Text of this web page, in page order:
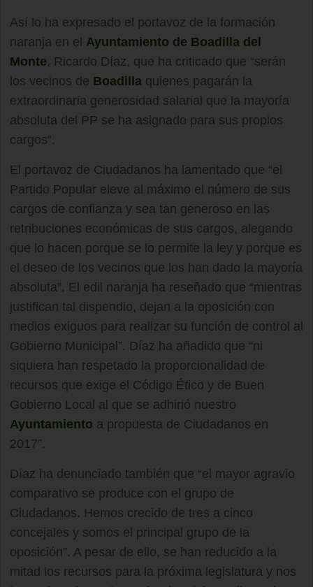
Así lo ha expresado el portavoz de la formación
naranja en el Ayuntamiento de Boadilla del
Monte, Ricardo Díaz, que ha criticado que “serán
los vecinos de Boadilla quienes pagarán la
extraordinaria generosidad salarial que la mayoría
absoluta del PP se ha asignado para sus propios
cargos”.
El portavoz de Ciudadanos ha lamentado que “el
Partido Popular eleve al máximo el número de sus
cargos de confianza y sea tan generoso en las
retribuciones económicas de sus cargos, alegando
que lo hacen porque se lo permite la ley y porque es
el deseo de los vecinos que los han dado la mayoría
absoluta”. El edil naranja ha reseñado que “mientras
justifican tal dispendio, dejan a la oposición con
medios exiguos para realizar su función de control al
Gobierno Municipal”. Díaz ha añadido que “ni
siquiera han respetado la proporcionalidad de
recursos que exige el Código Ético y de Buen
Gobierno Local al que se adhirió nuestro
Ayuntamiento a propuesta de Ciudadanos en
2017”.
Díaz ha denunciado también que “el mayor agravio
comparativo se produce con el grupo de
Ciudadanos. Hemos crecido de tres a cinco
concejales y somos el principal grupo de la
oposición”. A pesar de ello, se han reducido a la
mitad los recursos para la próxima legislatura y nos